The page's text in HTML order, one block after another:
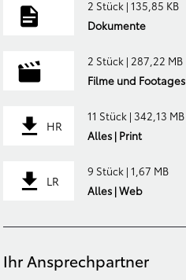
2 Stück | 135,85 KB
Dokumente
2 Stück | 287,22 MB
Filme und Footages
HR
11 Stück | 342,13 MB
Alles | Print
LR
9 Stück | 1,67 MB
Alles | Web
Ihr Ansprechpartner